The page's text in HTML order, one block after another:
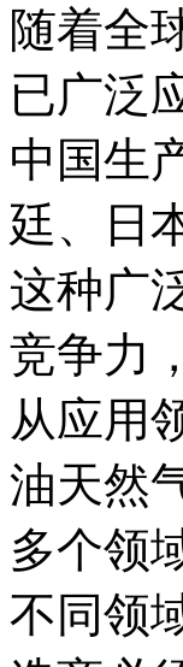
随着全
已广泛
中国生
廷、日
这种广
竞争力
从应用
油天然
多个领
不同领